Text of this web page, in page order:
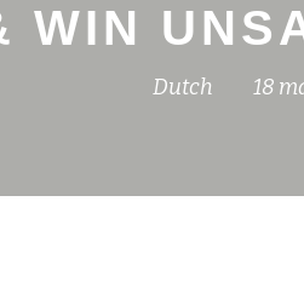
WIN
Dutch 18